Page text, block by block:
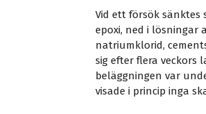
Vid ett försök
epoxi, ned i lösningar
natriumklorid,
sig efter flera
beläggningen var
visade i princip inga